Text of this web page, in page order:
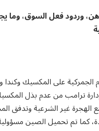
وردود فعل السوق، وما
على المكسيك وكندا
ترامب من عدم بذل
الهجرة غير الشرعية وتدفق
كما تم تحميل الصين